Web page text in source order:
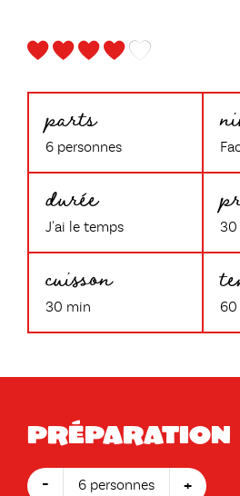
parts
6 personnes
durée
J'ai le temps 30
cuisson
30 min 60
Préparation
- 6 personnes +